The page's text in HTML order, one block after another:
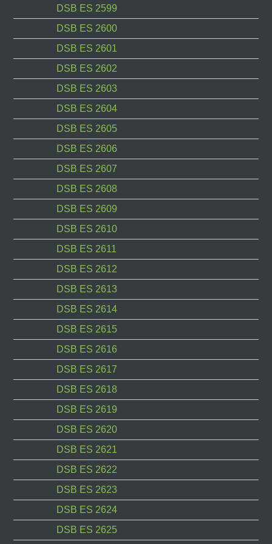
DSB ES 2599
DSB ES 2600
DSB ES 2601
DSB ES 2602
DSB ES 2603
DSB ES 2604
DSB ES 2605
DSB ES 2606
DSB ES 2607
DSB ES 2608
DSB ES 2609
DSB ES 2610
DSB ES 2611
DSB ES 2612
DSB ES 2613
DSB ES 2614
DSB ES 2615
DSB ES 2616
DSB ES 2617
DSB ES 2618
DSB ES 2619
DSB ES 2620
DSB ES 2621
DSB ES 2622
DSB ES 2623
DSB ES 2624
DSB ES 2625